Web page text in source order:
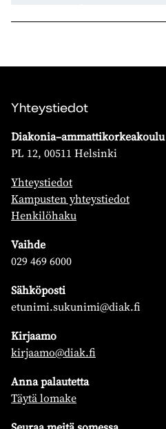
Yhteystiedot
Diakonia–ammattikorkeakoulu
PL 12, 00511 Helsinki
Yhteystiedot
Kampusten yhteystiedot
Henkilöhaku
Vaihde
029 469 6000
Sähköposti
etunimi.sukunimi@diak.fi
Kirjaamo
kirjaamo@diak.fi
Anna palautetta
Täytä lomake